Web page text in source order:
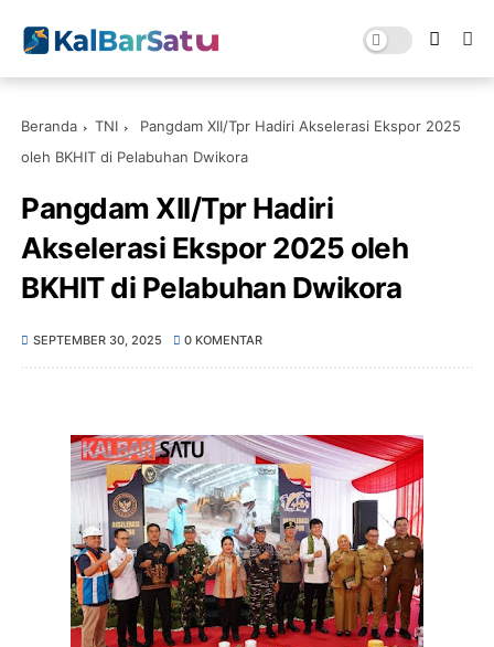
Beranda TNI
Pangdam XII/Tpr Hadiri Akselerasi Ekspor 2025
oleh BKHIT di Pelabuhan Dwikora
Pangdam XII/Tpr Hadiri
Akselerasi Ekspor 2025 oleh
BKHIT di Pelabuhan Dwikora
SEPTEMBER 30, 2025 0 KOMENTAR